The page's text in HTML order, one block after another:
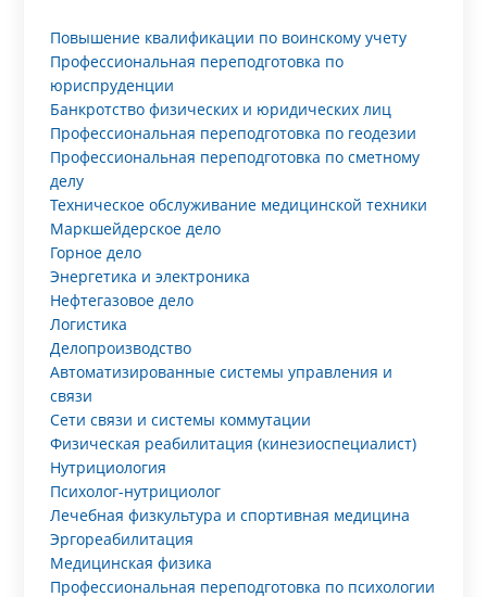
Повышение квалификации по воинскому учету
Профессиональная переподготовка по
юриспруденции
Банкротство физических и юридических лиц
Профессиональная переподготовка по геодезии
Профессиональная переподготовка по сметному
делу
Техническое обслуживание медицинской техники
Маркшейдерское дело
Горное дело
Энергетика и электроника
Нефтегазовое дело
Логистика
Делопроизводство
Автоматизированные системы управления и
связи
Сети связи и системы коммутации
Физическая реабилитация (кинезиоспециалист)
Нутрициология
Психолог-нутрициолог
Лечебная физкультура и спортивная медицина
Эргореабилитация
Медицинская физика
Профессиональная переподготовка по психологии